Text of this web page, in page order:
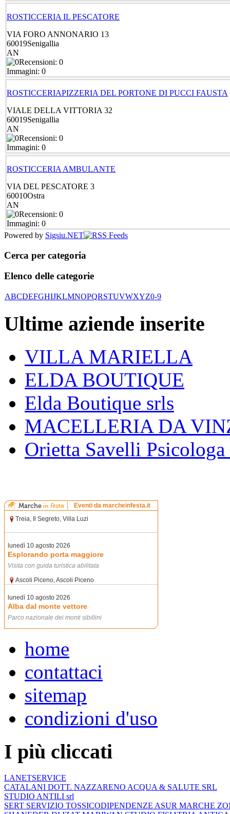
ROSTICCERIA IL PESCATORE
VIA FORO ANNONARIO 13
60019Senigallia
AN
Recensioni: 0
Immagini: 0
ROSTICCERIAPIZZERIA DEL PORTONE DI PUCCI FAUSTA
VIALE DELLA VITTORIA 32
60019Senigallia
AN
Recensioni: 0
Immagini: 0
ROSTICCERIA AMBULANTE
VIA DEL PESCATORE 3
60010Ostra
AN
Recensioni: 0
Immagini: 0
Powered by Sigsiu.NET
Cerca per categoria
Elenco delle categorie
ABCDEFGHIJKLMNOPQRSTUVWXYZ0-9
Ultime aziende inserite
VILLA MARIELLA
ELDA BOUTIQUE
Elda Boutique srls
MACELLERIA DA
Orietta Savelli Psicologa
home
contattaci
sitemap
condizioni d'uso
I più cliccati
LANETSERVICE
CATALANI DOTT. NAZZARENO ACQUA & SALUTE SRL
STUDIO ANTILI srl
SERT SERVIZIO TOSSICODIPENDENZE ASUR MARCHE